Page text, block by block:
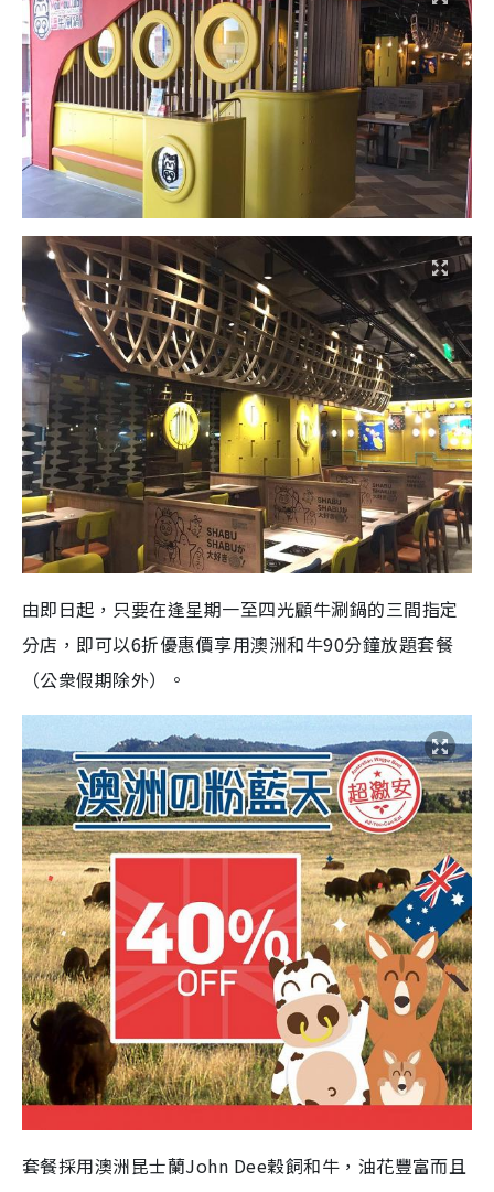
由即日起，只要在逢星期一至四光顧牛涮鍋的三間指定
分店，即可以6折優惠價享用澳洲和牛90分鐘放題套餐
（公衆假期除外）。
套餐採用澳洲昆士蘭John Dee穀飼和牛，油花豐富而且